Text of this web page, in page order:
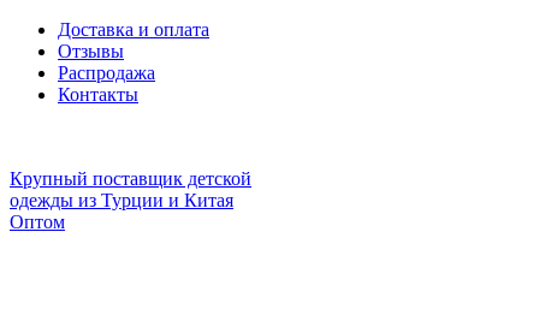
Доставка и оплата
Отзывы
Распродажа
Контакты
Крупный поставщик детской
одежды из Турции и Китая
Оптом